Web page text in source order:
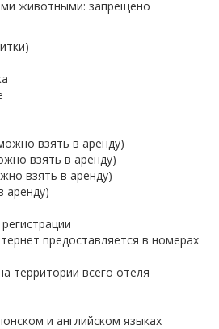
животными: запрещено
взять в аренду)
взять в аренду)
взять в аренду)
аренду)
предоставляется в номерах
территории всего отеля
и английском языках